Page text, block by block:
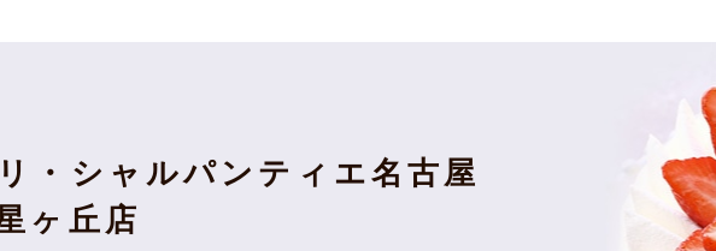
・シャルパンティエ名古屋
ヶ丘店